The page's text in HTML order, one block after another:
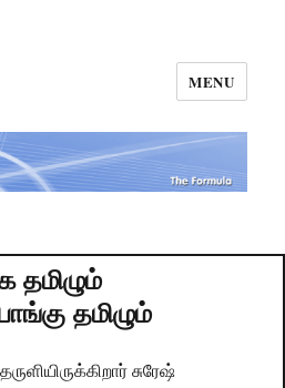
MENU
தமிழும்
தமிழும்
சுரேஷ்